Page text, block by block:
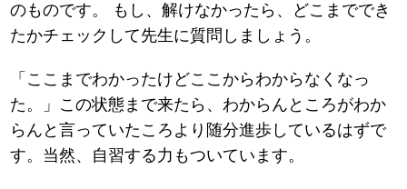
のものです。 もし、解けなかったら、どこまででき
たかチェックして先生に質問しましょう。
「ここまでわかったけどここからわからなくなっ
た。」この状態まで来たら、わからんところがわか
らんと言っていたころより随分進歩しているはずで
す。当然、自習する力もついています。